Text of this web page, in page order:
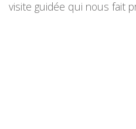
visite guidée qui nous fait